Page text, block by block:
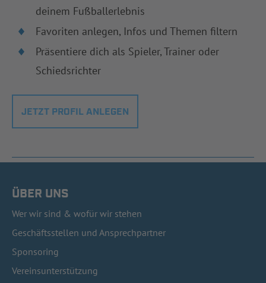
deinem Fußballerlebnis
Favoriten anlegen, Infos und Themen filtern
Präsentiere dich als Spieler, Trainer oder
Schiedsrichter
JETZT PROFIL ANLEGEN
ÜBER UNS
Wer wir sind & wofür wir stehen
Geschäftsstellen und Ansprechpartner
Sponsoring
Vereinsunterstützung